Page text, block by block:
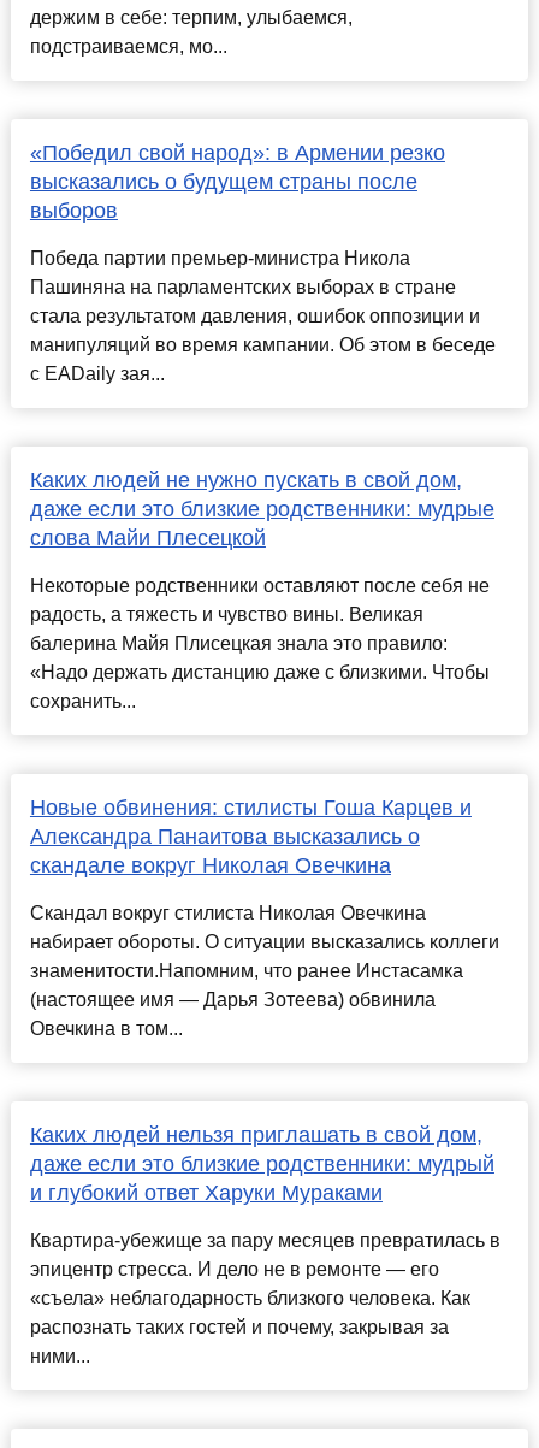
держим в себе: терпим, улыбаемся,
подстраиваемся, мо...
«Победил свой народ»: в Армении резко
высказались о будущем страны после
выборов
Победа партии премьер-министра Никола
Пашиняна на парламентских выборах в стране
стала результатом давления, ошибок оппозиции и
манипуляций во время кампании. Об этом в беседе
с EADaily зая...
Каких людей не нужно пускать в свой дом,
даже если это близкие родственники: мудрые
слова Майи Плесецкой
Некоторые родственники оставляют после себя не
радость, а тяжесть и чувство вины. Великая
балерина Майя Плисецкая знала это правило:
«Надо держать дистанцию даже с близкими. Чтобы
сохранить...
Новые обвинения: стилисты Гоша Карцев и
Александра Панаитова высказались о
скандале вокруг Николая Овечкина
Скандал вокруг стилиста Николая Овечкина
набирает обороты. О ситуации высказались коллеги
знаменитости.Напомним, что ранее Инстасамка
(настоящее имя — Дарья Зотеева) обвинила
Овечкина в том...
Каких людей нельзя приглашать в свой дом,
даже если это близкие родственники: мудрый
и глубокий ответ Харуки Мураками
Квартира-убежище за пару месяцев превратилась в
эпицентр стресса. И дело не в ремонте — его
«съела» неблагодарность близкого человека. Как
распознать таких гостей и почему, закрывая за
ними...